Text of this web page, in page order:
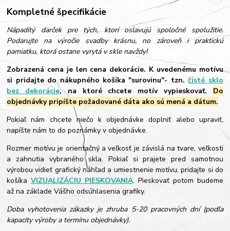
Kompletné špecifikácie
Nápaditý darček pre tých, ktorí oslavujú spoločné spolužitie.
Podarujte na výročie svadby krásnu, no zároveň i praktickú
pamiatku, ktorá ostane vyrytá v skle navždy!
Zobrazená cena je len cena dekorácie. K uvedenému motívu
si pridajte do nákupného košíka "surovinu"- tzn.čísté sklo
bez dekorácie, na ktoré chcete motív vypieskovať. Do
objednávky pripíšte požadované dáta ako sú mená a dátum.
Pokiaľ nám chcete niečo k objednávke doplniť alebo upraviť,
napíšte nám to do poznámky v objednávke.
Rozmer motívu je orientačný a veľkosť je závislá na tvare, veľkosti
a zahnutia vybraného skla. Pokiaľ si prajete pred samotnou
výrobou vidieť grafický náhľad a umiestnenie motívu, pridajte si do
košíkaVIZUALIZÁCIU PIESKOVANIA. Pieskovať potom budeme
až na základe Vášho odsúhlasenia grafiky.
Doba vyhotovenia zákazky je zhruba 5-20 pracovných dní (podľa
kapacity výroby a termínu objednávky).